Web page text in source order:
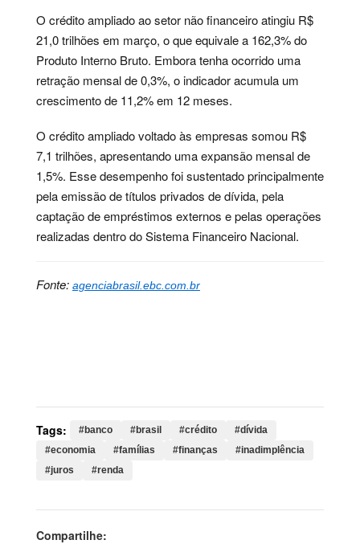
O crédito ampliado ao setor não financeiro atingiu R$
21,0 trilhões em março, o que equivale a 162,3% do
Produto Interno Bruto. Embora tenha ocorrido uma
retração mensal de 0,3%, o indicador acumula um
crescimento de 11,2% em 12 meses.
O crédito ampliado voltado às empresas somou R$
7,1 trilhões, apresentando uma expansão mensal de
1,5%. Esse desempenho foi sustentado principalmente
pela emissão de títulos privados de dívida, pela
captação de empréstimos externos e pelas operações
realizadas dentro do Sistema Financeiro Nacional.
Fonte: agenciabrasil.ebc.com.br
Tags: #banco #brasil #crédito
#dívida
#economia
#famílias #finanças
#inadimplência
#juros
#renda
Compartilhe: